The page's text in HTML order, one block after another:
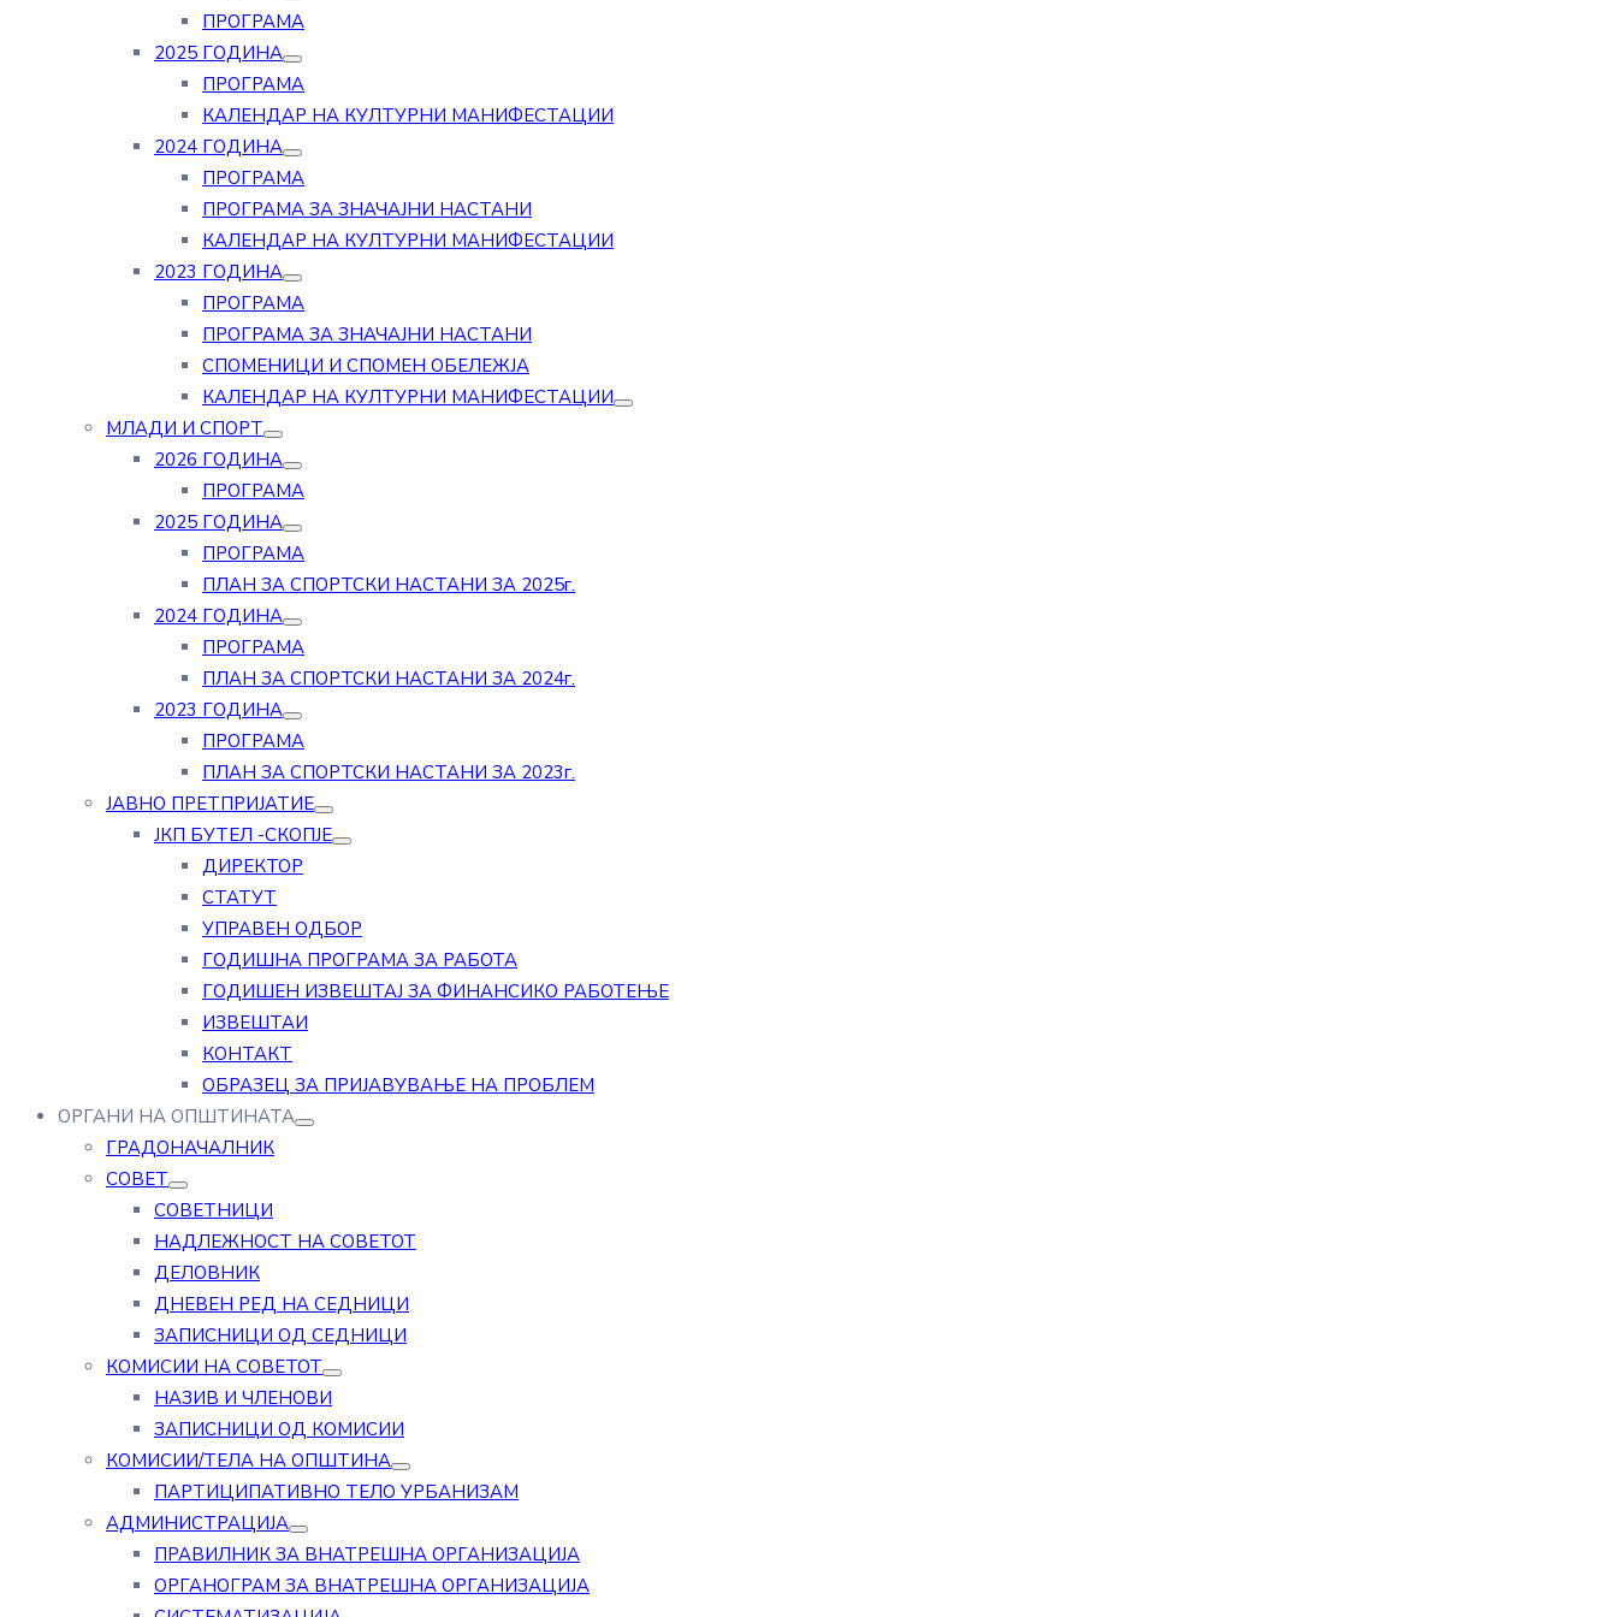
ПРОГРАМА
2025 ГОДИНА
ПРОГРАМА
КАЛЕНДАР НА КУЛТУРНИ МАНИФЕСТАЦИИ
2024 ГОДИНА
ПРОГРАМА
ПРОГРАМА ЗА ЗНАЧАЈНИ НАСТАНИ
КАЛЕНДАР НА КУЛТУРНИ МАНИФЕСТАЦИИ
2023 ГОДИНА
ПРОГРАМА
ПРОГРАМА ЗА ЗНАЧАЈНИ НАСТАНИ
СПОМЕНИЦИ И СПОМЕН ОБЕЛЕЖЈА
КАЛЕНДАР НА КУЛТУРНИ МАНИФЕСТАЦИИ
МЛАДИ И СПОРТ
2026 ГОДИНА
ПРОГРАМА
2025 ГОДИНА
ПРОГРАМА
ПЛАН ЗА СПОРТСКИ НАСТАНИ ЗА 2025г.
2024 ГОДИНА
ПРОГРАМА
ПЛАН ЗА СПОРТСКИ НАСТАНИ ЗА 2024г.
2023 ГОДИНА
ПРОГРАМА
ПЛАН ЗА СПОРТСКИ НАСТАНИ ЗА 2023г.
ЈАВНО ПРЕТПРИЈАТИЕ
ЈКП БУТЕЛ -СКОПЈЕ
ДИРЕКТОР
СТАТУТ
УПРАВЕН ОДБОР
ГОДИШНА ПРОГРАМА ЗА РАБОТА
ГОДИШЕН ИЗВЕШТАЈ ЗА ФИНАНСИКО РАБОТЕЊЕ
ИЗВЕШТАИ
КОНТАКТ
ОБРАЗЕЦ ЗА ПРИЈАВУВАЊЕ НА ПРОБЛЕМ
ОРГАНИ НА ОПШТИНАТА
ГРАДОНАЧАЛНИК
СОВЕТ
СОВЕТНИЦИ
НАДЛЕЖНОСТ НА СОВЕТОТ
ДЕЛОВНИК
ДНЕВЕН РЕД НА СЕДНИЦИ
ЗАПИСНИЦИ ОД СЕДНИЦИ
КОМИСИИ НА СОВЕТОТ
НАЗИВ И ЧЛЕНОВИ
ЗАПИСНИЦИ ОД КОМИСИИ
КОМИСИИ/ТЕЛА НА ОПШТИНА
ПАРТИЦИПАТИВНО ТЕЛО УРБАНИЗАМ
АДМИНИСТРАЦИЈА
ПРАВИЛНИК ЗА ВНАТРЕШНА ОРГАНИЗАЦИЈА
ОРГАНОГРАМ ЗА ВНАТРЕШНА ОРГАНИЗАЦИЈА